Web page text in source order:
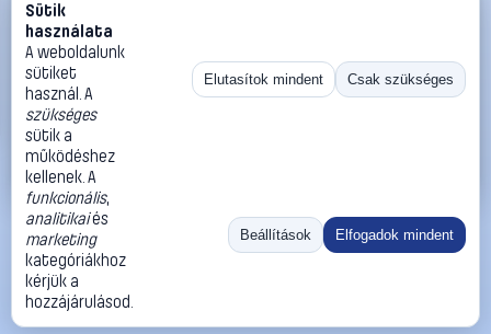
#1785933
TOOLCRAFT TO-5357799 szemescsavar M20 160 mm DIN
444 rozsdamentes acél A2
TOOLCRAFT Metrikus csavarok
13 990 Ft
Kosárba
«
Ugrás:
Méret:
Rendezés:
©2026
ThermoScope
ÁSZF
Cégbemutató
Sütik
használata
A weboldalunk
sütiket
használ. A
szükséges
sütik a
működéshez
kellenek. A
funkcionális,
analitikaiés
marketing
kategóriákhoz
kérjük a
hozzájárulásod.
Elutasítok mindent Csak szükséges
Beállítások Elfogadok mindent